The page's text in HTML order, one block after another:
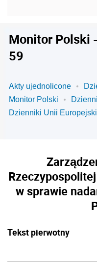
Monitor Polski
59
Akty ujednolicone
Monitor Polski
Dzienniki Unii
w sprawie
Tekst pierwotny